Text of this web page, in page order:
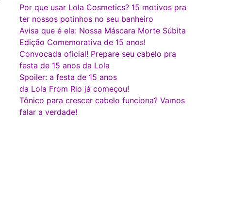
Por que usar Lola Cosmetics? 15 motivos pra
ter nossos potinhos no seu banheiro
Avisa que é ela: Nossa Máscara Morte Súbita
Edição Comemorativa de 15 anos!
Convocada oficial! Prepare seu cabelo pra
festa de 15 anos da Lola
Spoiler: a festa de 15 anos
da Lola From Rio já começou!
Tônico para crescer cabelo funciona? Vamos
falar a verdade!